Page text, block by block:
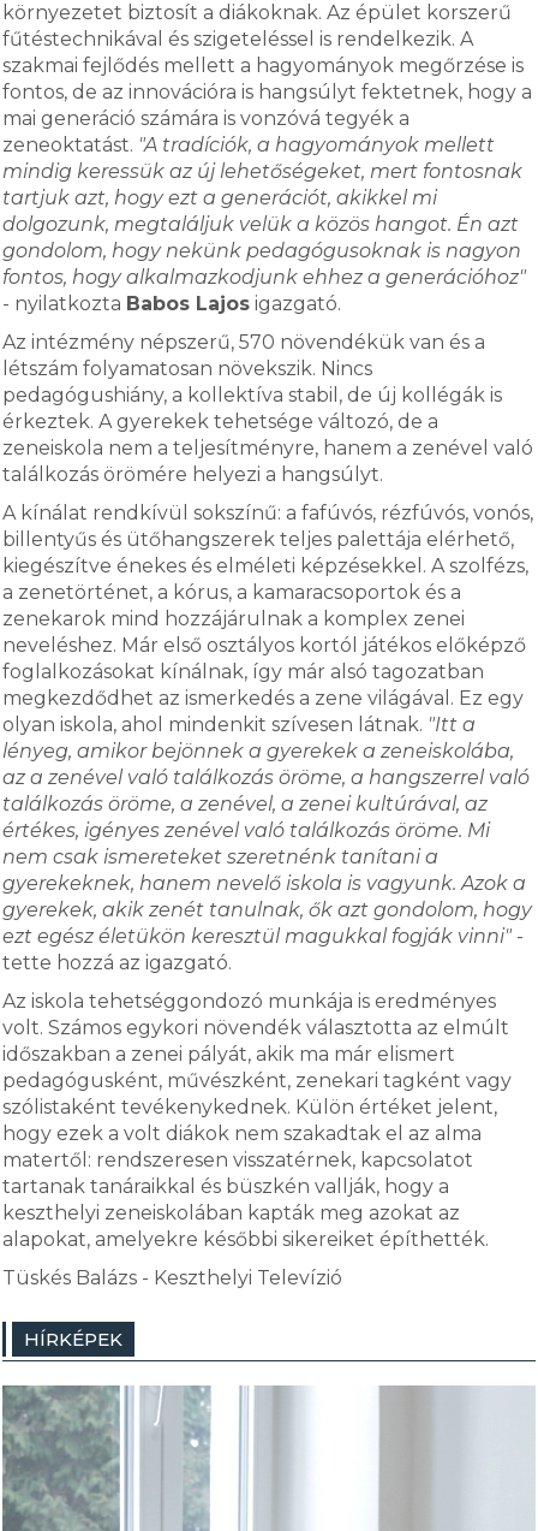
környezetet biztosít a diákoknak. Az épület korszerű
fűtéstechnikával és szigeteléssel is rendelkezik. A
szakmai fejlődés mellett a hagyományok megőrzése is
fontos, de az innovációra is hangsúlyt fektetnek, hogy a
mai generáció számára is vonzóvá tegyék a
zeneoktatást. "A tradíciók, a hagyományok mellett
mindig keressük az új lehetőségeket, mert fontosnak
tartjuk azt, hogy ezt a generációt, akikkel mi
dolgozunk, megtaláljuk velük a közös hangot. Én azt
gondolom, hogy nekünk pedagógusoknak is nagyon
fontos, hogy alkalmazkodjunk ehhez a generációhoz"
- nyilatkozta Babos Lajos igazgató.
Az intézmény népszerű, 570 növendékük van és a
létszám folyamatosan növekszik. Nincs
pedagógushiány, a kollektíva stabil, de új kollégák is
érkeztek. A gyerekek tehetsége változó, de a
zeneiskola nem a teljesítményre, hanem a zenével való
találkozás örömére helyezi a hangsúlyt.
A kínálat rendkívül sokszínű: a fafúvós, rézfúvós, vonós,
billentyűs és ütőhangszerek teljes palettája elérhető,
kiegészítve énekes és elméleti képzésekkel. A szolfézs,
a zenetörténet, a kórus, a kamaracsoportok és a
zenekarok mind hozzájárulnak a komplex zenei
neveléshez. Már első osztályos kortól játékos előképző
foglalkozásokat kínálnak, így már alsó tagozatban
megkezdődhet az ismerkedés a zene világával. Ez egy
olyan iskola, ahol mindenkit szívesen látnak. "Itt a
lényeg, amikor bejönnek a gyerekek a zeneiskolába,
az a zenével való találkozás öröme, a hangszerrel való
találkozás öröme, a zenével, a zenei kultúrával, az
értékes, igényes zenével való találkozás öröme. Mi
nem csak ismereteket szeretnénk tanítani a
gyerekeknek, hanem nevelő iskola is vagyunk. Azok a
gyerekek, akik zenét tanulnak, ők azt gondolom, hogy
ezt egész életükön keresztül magukkal fogják vinni" -
tette hozzá az igazgató.
Az iskola tehetséggondozó munkája is eredményes
volt. Számos egykori növendék választotta az elmúlt
időszakban a zenei pályát, akik ma már elismert
pedagógusként, művészként, zenekari tagként vagy
szólistaként tevékenykednek. Külön értéket jelent,
hogy ezek a volt diákok nem szakadtak el az alma
matertől: rendszeresen visszatérnek, kapcsolatot
tartanak tanáraikkal és büszkén vallják, hogy a
keszthelyi zeneiskolában kapták meg azokat az
alapokat, amelyekre későbbi sikereiket építhették.
Tüskés Balázs - Keszthelyi Televízió
HÍRKÉPEK